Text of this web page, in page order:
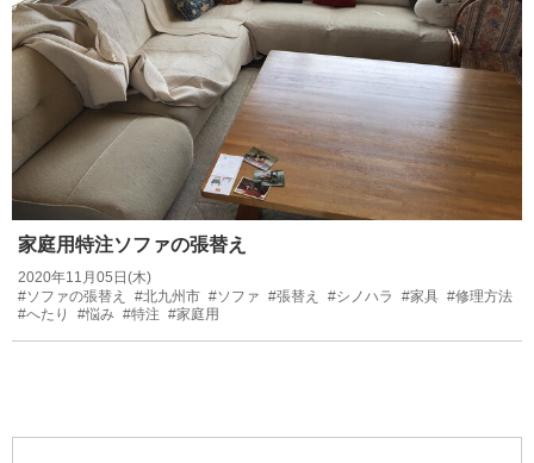
家庭用特注ソファの張替え
2020年11月05日(木)
#ソファの張替え
#北九州市 #ソファ #張替え #シノハラ #家具 #修理方法
#へたり
#悩み #特注 #家庭用